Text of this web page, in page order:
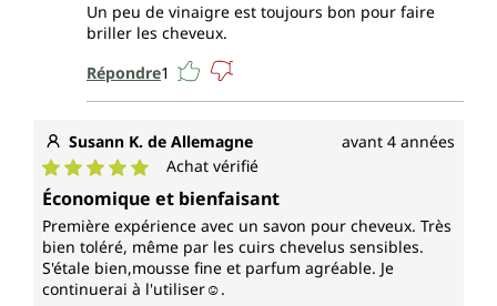
Un peu de vinaigre est toujours bon pour faire
briller les cheveux.
Répondre1
Susann K. de Allemagne avant 4 années
Note moyenne de 5 sur 5 étoiles
Achat vérifié
Économique et bienfaisant
Première expérience avec un savon pour cheveux. Très
bien toléré, même par les cuirs chevelus sensibles.
S'étale bien,mousse fine et parfum agréable. Je
continuerai à l'utiliser☺.